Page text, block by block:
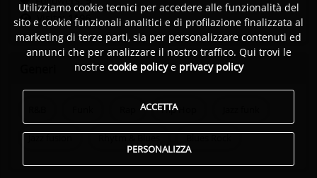
Visite:1196
Hip Hop
Utilizziamo cookie tecnici per accedere alle funzionalità del
sito e cookie funzionali analitici e di profilazione finalizzata al
marketing di terze parti, sia per personalizzare contenuti ed
annunci che per analizzare il nostro traffico. Qui trovi le
nostre cookie policye privacy policy
ACCETTA
PERSONALIZZA